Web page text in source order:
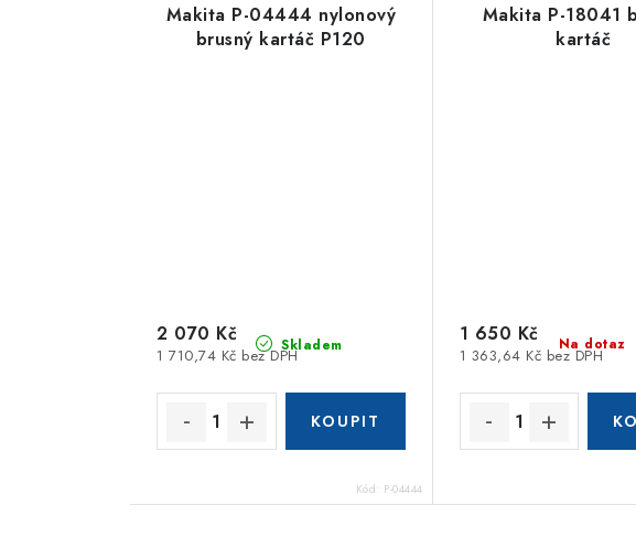
Makita P-04444 nylonový
brusný kartáč P120
Skladem
1 710,74 Kč bez DPH
2 070 Kč
Kód: P-04444
Makita P-18041
kartáč
Na dotaz
1 363,64 Kč bez DPH
1 650 Kč